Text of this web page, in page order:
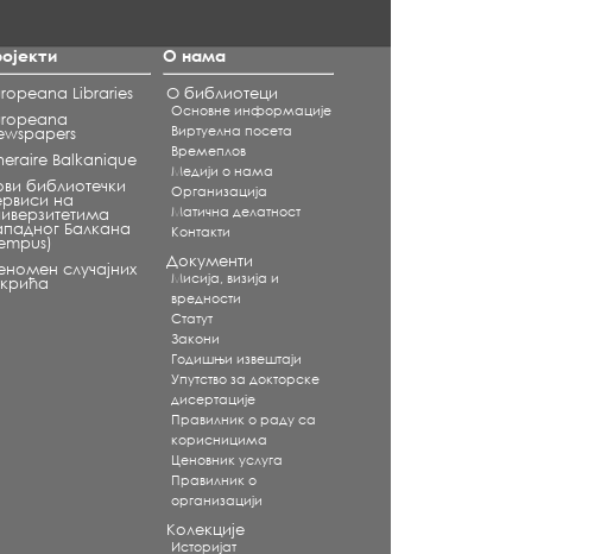
Libraries
Balkanique
библиотечки
на
Балкана
случајних
О нама
О библиотеци
Основне информације
Виртуелна посета
Времеплов
Медији о нама
Организација
Матична делатност
Контакти
Документи
Мисија, визија и
вредности
Статут
Закони
Годишњи извештаји
Упутство за докторске
дисертације
Правилник о раду са
корисницима
Ценовник услуга
Правилник о
организацији
Колекције
Историјат